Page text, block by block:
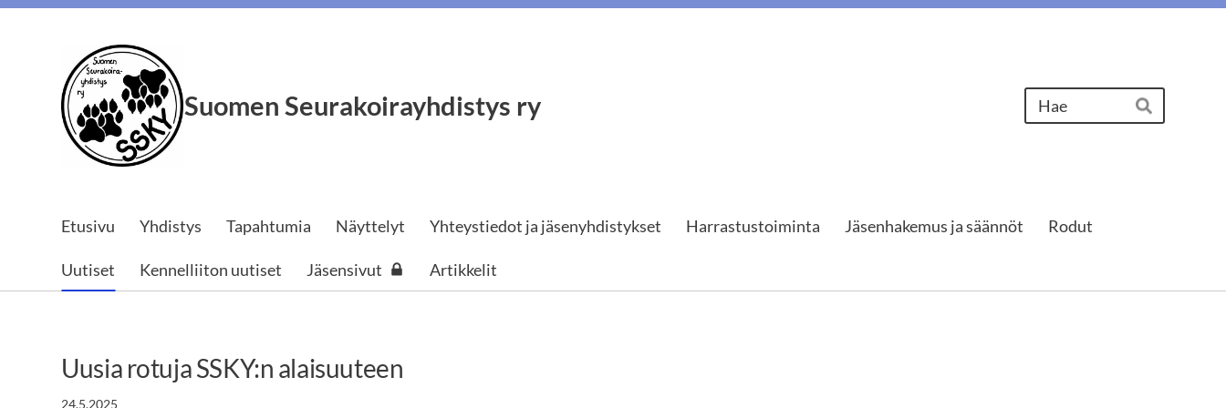
sisältöön
Suomen Seurakoirayhdistys ry
Hae
Etusivu Yhdistys Tapahtumia Näyttelyt Yhteystiedot ja jäsenyhdistykset Harrastustoiminta Jäsenhakemus ja säännöt Rodut
Uutiset Kennelliiton uutiset Jäsensivut Artikkelit
Uusia rotuja SSKY:n alaisuuteen
24.5.2025